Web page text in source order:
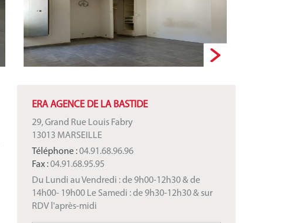
ERA AGENCE DE LA BASTIDE
29, Grand Rue Louis Fabry
13013 MARSEILLE
Téléphone :04.91.68.96.96
Fax :04.91.68.95.95
Du Lundi au Vendredi : de 9h00-12h30 & de
14h00- 19h00 Le Samedi : de 9h30-12h30 & sur
RDV l'après-midi